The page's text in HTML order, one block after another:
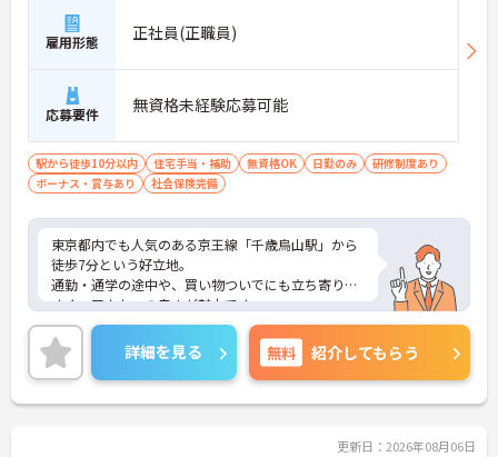
雇用形態 正社員(正職員)
応募要件 無資格未経験応募可能
駅から徒歩10分以内 住宅手当・補助 無資格OK 日勤のみ
研修制度あり
ボーナス・賞与あり
社会保険完備
東京都内でも人気のある京王線「千歳烏山駅」から
徒歩7分という好立地。
通勤・通学の途中や、買い物ついでにも立ち寄りや
すく、アクセスの良さが魅力です。
高齢の方や足腰に不安のある方でも、無理なく通院
できる距離。詳細を見る 無料 紹介してもらう
更新日：2026年08月06日